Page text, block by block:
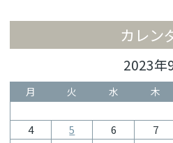
カレン
2023年
月 火 水 木
4
5 6 7